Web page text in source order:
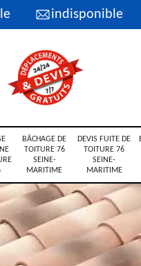
indisponible
BÂCHAGE DE
TOITURE 76
SEINE-
MARITIME
DEVIS FUITE DE
TOITURE 76
SEINE-
MARITIME